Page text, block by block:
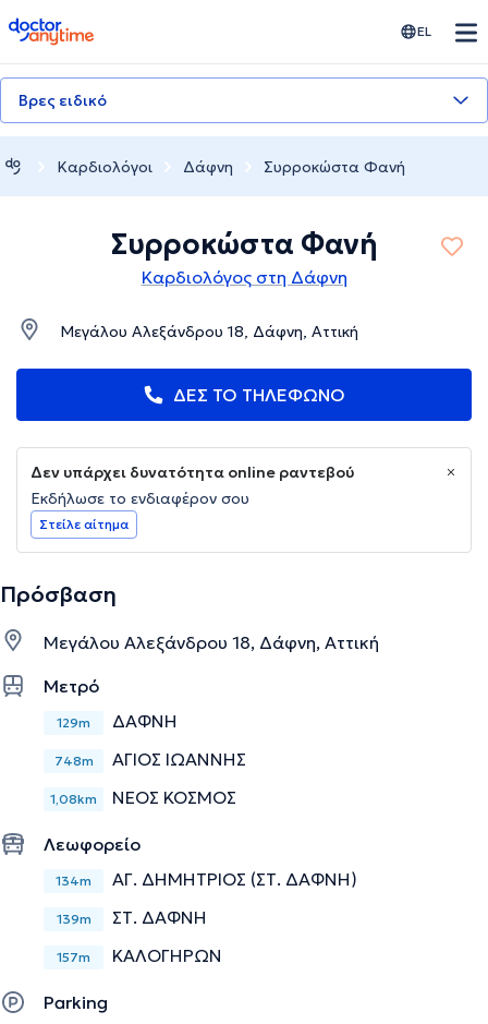
doctoranytime EL
Βρες ειδικό
Καρδιολόγοι Δάφνη Συρροκώστα Φανή
Συρροκώστα Φανή
Καρδιολόγος στη Δάφνη
Μεγάλου Αλεξάνδρου 18, Δάφνη, Αττική
ΔΕΣ ΤΟ ΤΗΛΕΦΩΝΟ
Δεν υπάρχει δυνατότητα online ραντεβού
Εκδήλωσε το ενδιαφέρον σου
Στείλε αίτημα
Πρόσβαση
Μεγάλου Αλεξάνδρου 18, Δάφνη, Αττική
Μετρό
129m ΔΑΦΝΗ
748m ΑΓΙΟΣ ΙΩΑΝΝΗΣ
1,08km ΝΕΟΣ ΚΟΣΜΟΣ
Λεωφορείο
134m ΑΓ. ΔΗΜΗΤΡΙΟΣ (ΣΤ. ΔΑΦΝΗ)
139m ΣΤ. ΔΑΦΝΗ
157m ΚΑΛΟΓΗΡΩΝ
Parking